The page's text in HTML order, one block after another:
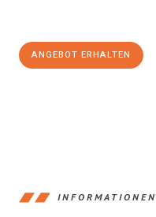
ANGEBOT ERHALTEN
INFORMATIONEN